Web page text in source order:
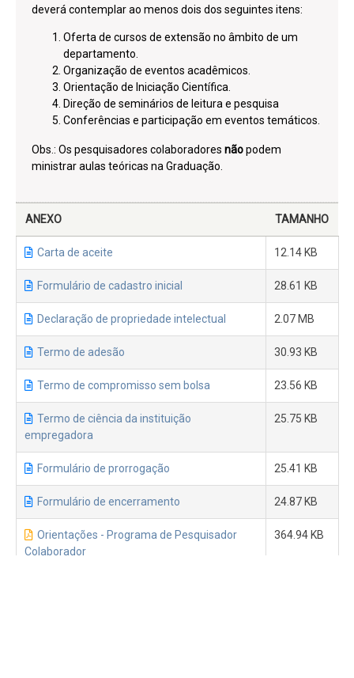
deverá contemplar ao menos dois dos seguintes itens:
Oferta de cursos de extensão no âmbito de um
departamento.
Organização de eventos acadêmicos.
Orientação de Iniciação Científica.
Direção de seminários de leitura e pesquisa
Conferências e participação em eventos temáticos.
Obs.: Os pesquisadores colaboradores nãopodem
ministrar aulas teóricas na Graduação.
ANEXO TAMANHO
Carta de aceite 12.14 KB
Formulário de cadastro inicial 28.61 KB
Declaração de propriedade intelectual 2.07 MB
Termo de adesão 30.93 KB
Termo de compromisso sem bolsa 23.56 KB
Termo de ciência da instituição
empregadora
25.75 KB
Formulário de prorrogação 25.41 KB
Formulário de encerramento 24.87 KB
Orientações - Programa de Pesquisador
Colaborador
364.94 KB